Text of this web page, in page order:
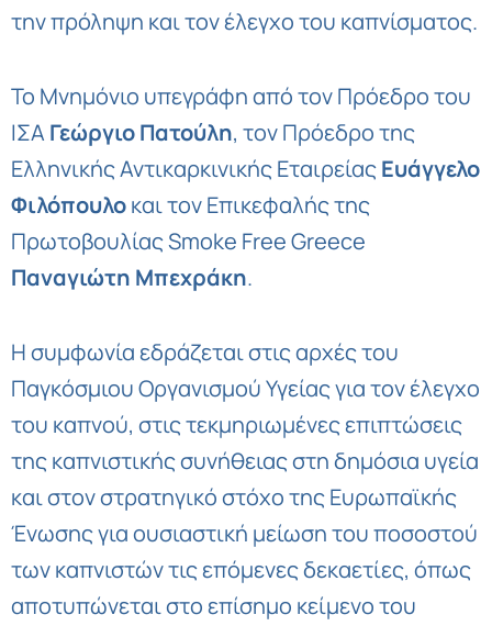
την πρόληψη και τον έλεγχο του καπνίσματος.
Το Μνημόνιο υπεγράφη από τον Πρόεδρο του
ΙΣΑ Γεώργιο Πατούλη, τον Πρόεδρο της
Ελληνικής Αντικαρκινικής ΕταιρείαςΕυάγγελο
Φιλόπουλοκαι τον Επικεφαλής της
Πρωτοβουλίας Smoke Free Greece
Παναγιώτη Μπεχράκη.
Η συμφωνία εδράζεται στις αρχές του
Παγκόσμιου Οργανισμού Υγείας για τον έλεγχο
του καπνού, στις τεκμηριωμένες επιπτώσεις
της καπνιστικής συνήθειας στη δημόσια υγεία
και στον στρατηγικό στόχο της Ευρωπαϊκής
Ένωσης για ουσιαστική μείωση του ποσοστού
των καπνιστών τις επόμενες δεκαετίες, όπως
αποτυπώνεται στο επίσημο κείμενο του